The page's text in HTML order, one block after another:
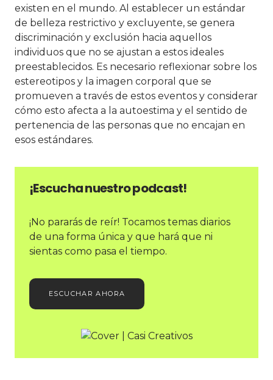
existen en el mundo. Al establecer un estándar
de belleza restrictivo y excluyente, se genera
discriminación y exclusión hacia aquellos
individuos que no se ajustan a estos ideales
preestablecidos. Es necesario reflexionar sobre los
estereotipos y la imagen corporal que se
promueven a través de estos eventos y considerar
cómo esto afecta a la autoestima y el sentido de
pertenencia de las personas que no encajan en
esos estándares.
¡Escucha nuestro podcast!
¡No pararás de reír! Tocamos temas diarios
de una forma única y que hará que ni
sientas como pasa el tiempo.
ESCUCHAR AHORA